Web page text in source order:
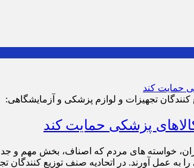
تجهیزات و لوازم پزشکی و آزمایشگاهی:
پزشکی حمایت کند
خواسته های مردم که اصناف، بخش مهم و
به عمل آورند. در اتحادیه صنف توزیع